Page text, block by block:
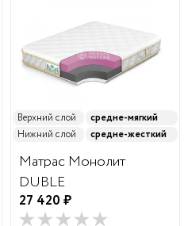
Верхний слой
средне-мягкий
Нижний слой
средне-жесткий
Матрас Монолит
DUBLE
27 420 ₽